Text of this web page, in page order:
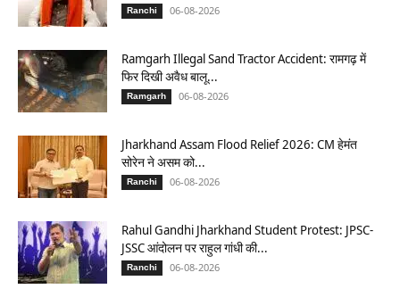
Ranchi 06-08-2026
Ramgarh Illegal Sand Tractor Accident: रामगढ़ में
फिर दिखी अवैध बालू...
Ramgarh 06-08-2026
Jharkhand Assam Flood Relief 2026: CM हेमंत
सोरेन ने असम को...
Ranchi 06-08-2026
Rahul Gandhi Jharkhand Student Protest: JPSC-
JSSC आंदोलन पर राहुल गांधी की...
Ranchi 06-08-2026